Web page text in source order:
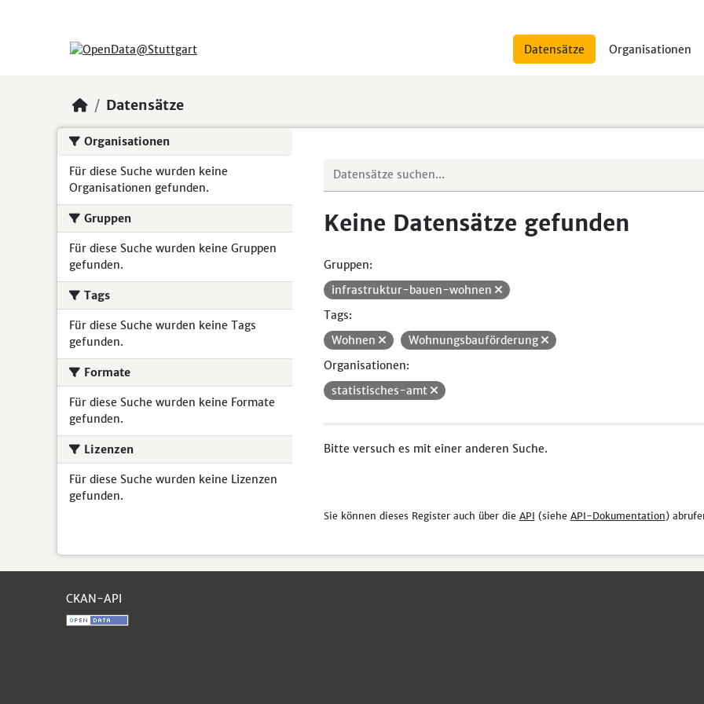
Datensätze Organisationen
Datensätze
Organisationen
Für diese Suche wurden keine
Organisationen gefunden.
Gruppen
Für diese Suche wurden keine Gruppen
gefunden.
Tags
Für diese Suche wurden keine Tags
gefunden.
Formate
Für diese Suche wurden keine Formate
gefunden.
Lizenzen
Für diese Suche wurden keine Lizenzen
gefunden.
Keine Datensätze gefunden
Gruppen:
infrastruktur-bauen-wohnen
Tags:
Wohnen
Wohnungsbauförderung
Organisationen:
statistisches-amt
Bitte versuch es mit einer anderen Suche.
Sie können dieses Register auch über die API (siehe API-Dokumentation)
CKAN-API